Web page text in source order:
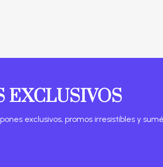
EXCLUSIVOS
exclusivos, promos irresistibles y